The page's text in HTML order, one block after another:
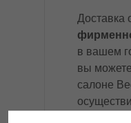
Доставка
в вашем
вы
салоне